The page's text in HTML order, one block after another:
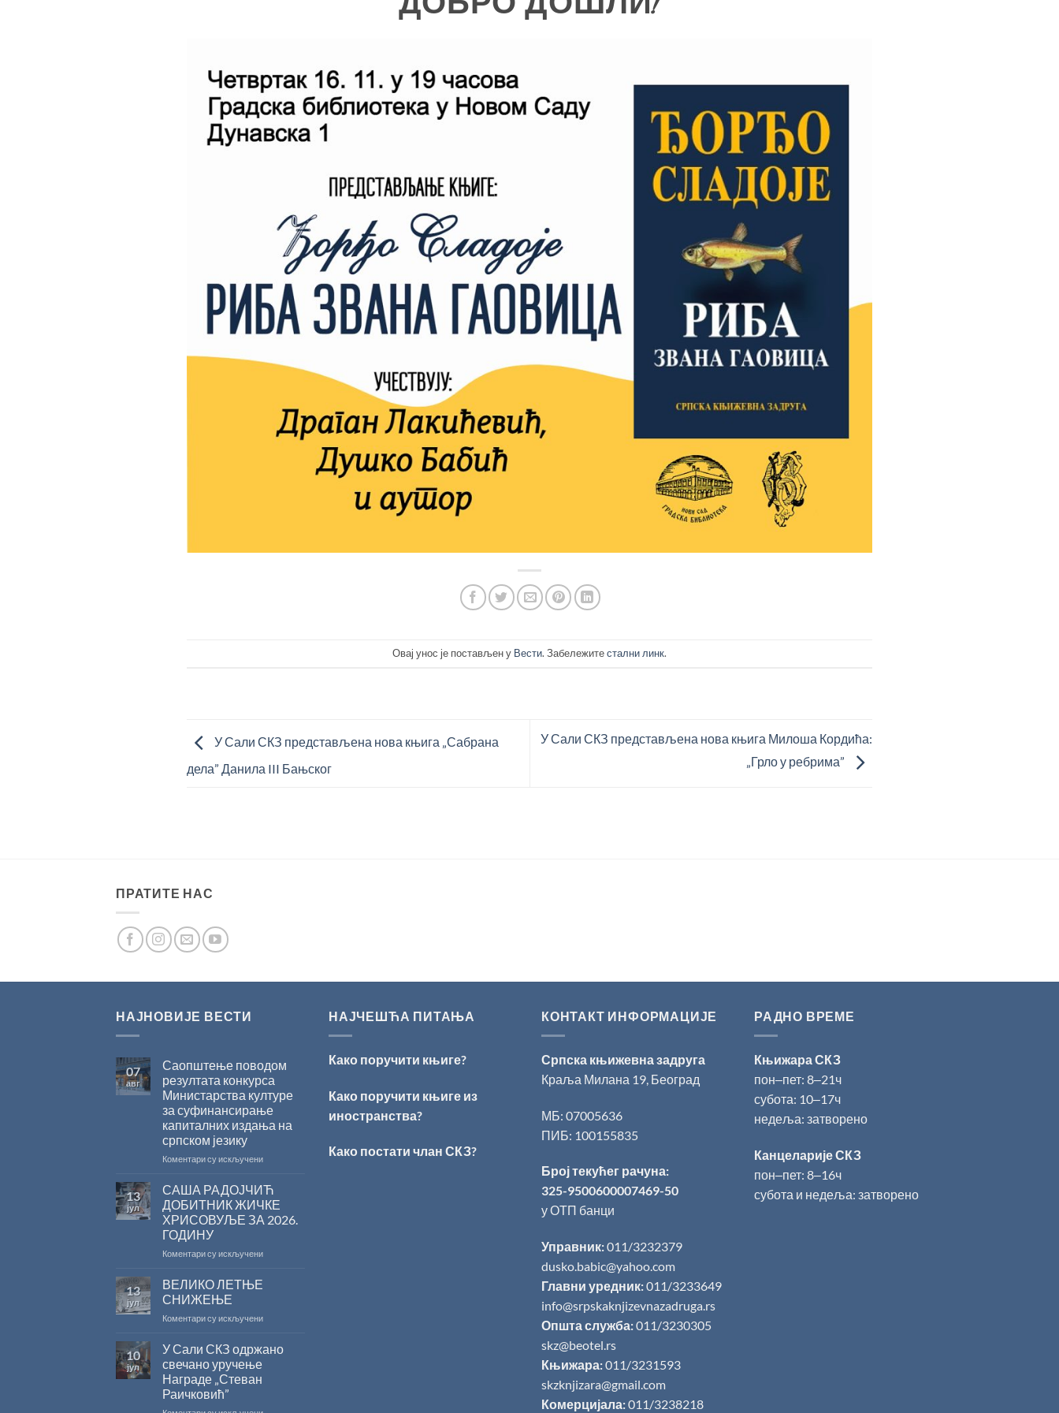
Овај унос је постављен у Вести. Забележитестални линк.
У Сали СКЗ представљена нова књига „Сабрана
дела” Данила III Бањског
У Сали СКЗ представљена нова књига Милоша Кордића:
„Грло у ребрима”
ПРАТИТЕ НАС
НАЈНОВИЈЕ ВЕСТИ
07
авг
Саопштење поводом
резултата конкурса
Министарства културе
за суфинансирање
капиталних издања на
српском језику
Коментари су искљученина
поводом
резултата
конкурса
Министарства
за
српском
13
јул
САША РАДОЈЧИЋ
ДОБИТНИК ЖИЧКЕ
ХРИСОВУЉЕ ЗА 2026.
ГОДИНУ
Коментари су искљученина
ХРИСОВУЉЕ
2026.
13
јул
ВЕЛИКО ЛЕТЊЕ
СНИЖЕЊЕ
Коментари су искљученина
СНИЖЕЊЕ
10
јул
У Сали СКЗ одржано
свечано уручење
Награде „Стеван
Раичковић”
НАЈЧЕШЋА ПИТАЊА
Како поручити књиге?
Како поручити књиге из
иностранства?
Како постати члан СКЗ?
КОНТАКТ ИНФОРМАЦИЈЕ
Српска књижевна задруга
Краља Милана 19, Београд
МБ: 07005636
ПИБ: 100155835
Број текућег рачуна:
325-9500600007469-50
у ОТП банци
Управник:011/3232379
dusko.babic@yahoo.com
Главни уредник:011/3233649
info@srpskaknjizevnazadruga.rs
Општа служба:011/3230305
skz@beotel.rs
Књижара:011/3231593
skzknjizara@gmail.com
Комерцијала:011/3238218
РАДНО ВРЕМЕ
Књижара СКЗ
пон‒пет: 8‒21ч
субота: 10‒17ч
недеља: затворено
Канцеларије СКЗ
пон‒пет: 8‒16ч
субота и недеља: затворено